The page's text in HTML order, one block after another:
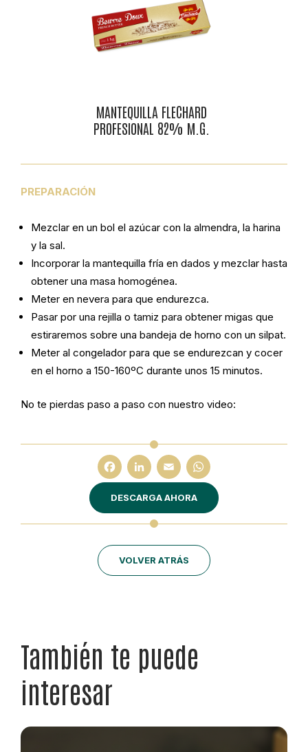
MANTEQUILLA FLECHARD
PROFESIONAL 82% M.G.
PREPARACIÓN
Mezclar en un bol el azúcar con la almendra, la harina
y la sal.
Incorporar la mantequilla fría en dados y mezclar hasta
obtener una masa homogénea.
Meter en nevera para que endurezca.
Pasar por una rejilla o tamiz para obtener migas que
estiraremos sobre una bandeja de horno con un silpat.
Meter al congelador para que se endurezcan y cocer
en el horno a 150-160ºC durante unos 15 minutos.
No te pierdas paso a paso con nuestro video:
Facebook
LinkedIn
Email
DESCARGA AHORA
VOLVER ATRÁS
También te puede
interesar